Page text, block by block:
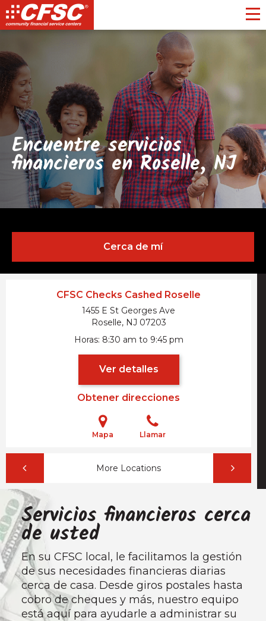
Encuentre servicios
financieros en Roselle, NJ
Cerca de mí
CFSC Checks Cashed Roselle
1455 E St Georges Ave
Roselle, NJ 07203
Horas 8:30 am to 9:45 pm
Ver detalles
Obtener direcciones
Mapa Llamar
More Locations
Servicios financieros cerca
de usted
En su CFSC local, le facilitamos la gestión
de sus necesidades financieras diarias
cerca de casa. Desde giros postales hasta
cobro de cheques y más, nuestro equipo
está aquí para ayudarle a administrar su